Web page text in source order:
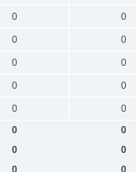
0 0
0 0
0 0
0 0
0 0
0 0
0 0
0 0